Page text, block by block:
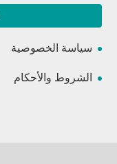
سياسة الخصوصية
الشروط والأحكام